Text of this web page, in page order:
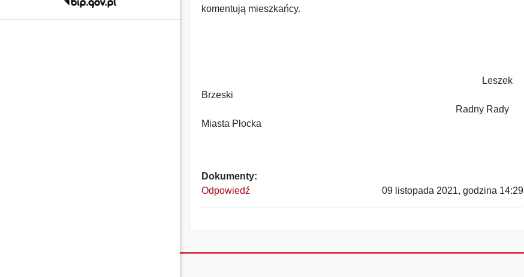
komentują mieszkańcy.
Leszek
Brzeski
Radny Rady
Miasta Płocka
Dokumenty:
Odpowiedź
09 listopada 2021, godzina 14:29